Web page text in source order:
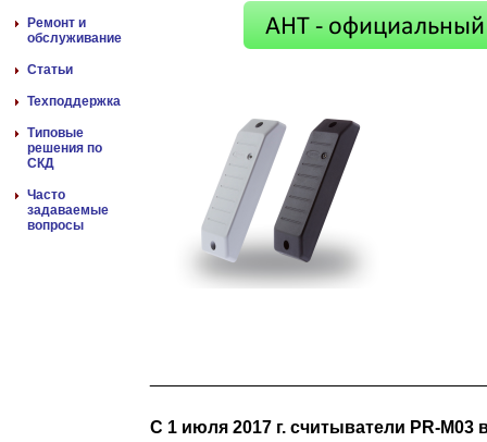
Ремонт и
обслуживание
Статьи
Техподдержка
Типовые
решения по
СКД
Часто
задаваемые
вопросы
С 1 июля 2017 г. считыватели PR-M03